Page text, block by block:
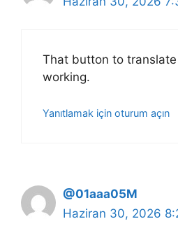
That button to
working.
Yanıtlamak için oturum açın
@01aaa05M
Haziran 30, 2026